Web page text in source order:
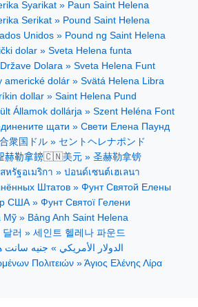
Syarikat » Paun Saint Helena
Serikat » Pound Saint Helena
Unidos » Pound ng Saint Helena
dolar » Sveta Helena funta
Dolara » Sveta Helena Funt
americké dolár » Svätá Helena Libra
dollar » Saint Helena Pund
Államok dollárja » Szent Heléna Font
щати » Свети Елена Паунд
衆国ドル » セントヘレナポンド
赫勒拿鎊🇨🇳美元 » 圣赫勒拿镑
หรัฐอเมริกา » ปอนด์เซนต์เฮเลนา
Штатов » Фунт Святой Елены
США » Фунт Святої Гелени
» Bảng Anh Saint Helena
달러 » 세인트 헬레나 파운드
الدولار الأمريكي » جنيه سانت
Πολιτειών » Άγιος Ελένης Λίρα